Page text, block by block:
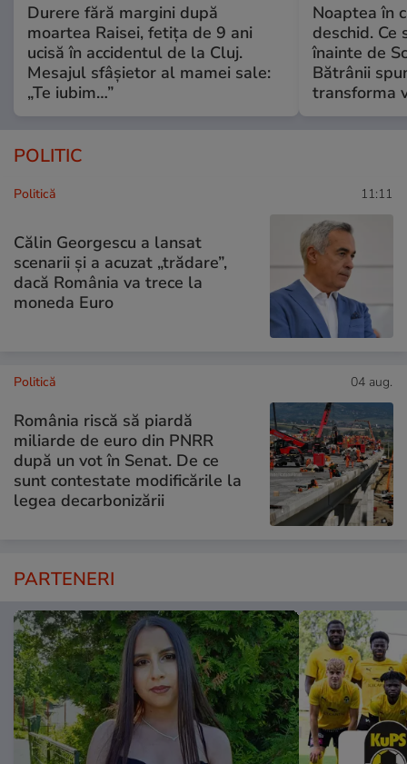
Durere fără margini după
moartea Raisei, fetița de 9 ani
ucisă în accidentul de la Cluj.
Mesajul sfâșietor al mamei sale:
„Te iubim…”
Noaptea în
deschid. Ce
înainte de
Bătrânii
transforma
POLITIC
Politică 11:11
Călin Georgescu a lansat
scenarii și a acuzat „trădare”,
dacă România va trece la
moneda Euro
Politică 04 aug.
România riscă să piardă
miliarde de euro din PNRR
după un vot în Senat. De ce
sunt contestate modificările la
legea decarbonizării
PARTENERI